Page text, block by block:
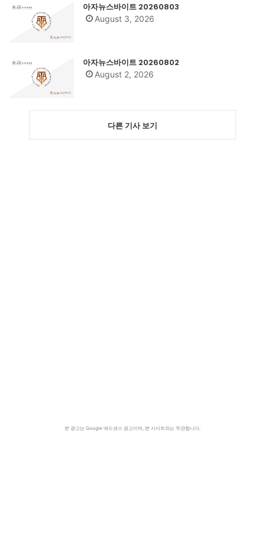
아자뉴스바이트 20260803
August 3, 2026
아자뉴스바이트 20260802
August 2, 2026
다른 기사 보기
본 광고는 Google 애드센스 광고이며, 본 사이트와는 무관합니다.